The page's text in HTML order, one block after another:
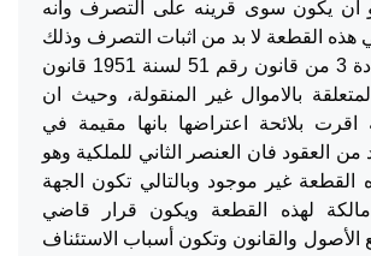
ان يكون سوى قرينه على التصرف وانه
هذه القطعة لا بد من اثبات التصرف وذلك
وفقا لاحكام المادة 3 من قانون رقم 51 لسنة 1951 قانون
بالاموال غير المنقولة، وحيث ان
اقرت بلائحة اعتراضها بانها مقيمة في
من العقود فان العنصر الثاني للملكية وهو
غير موجود وبالتالي تكون الجهة
مالكة لهذه القطعة ويكون قرار قاضي
الأصول والقانون وتكون أسباب الاستئناف